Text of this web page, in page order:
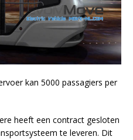
kan 5000 passagiers per
heeft een contract gesloten
te leveren. Dit